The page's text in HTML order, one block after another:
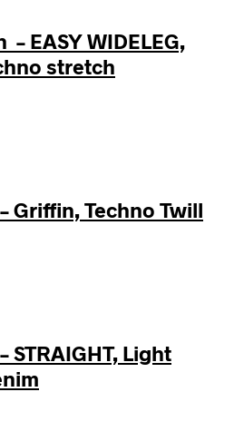
– EASY WIDELEG,
stretch
Griffin, Techno Twill
STRAIGHT, Light